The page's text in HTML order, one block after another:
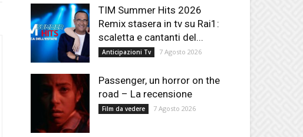
TIM Summer Hits 2026
Remix stasera in tv su Rai1:
scaletta e cantanti del...
Anticipazioni Tv 7 Agosto 2026
Passenger, un horror on the
road – La recensione
Film da vedere 7 Agosto 2026